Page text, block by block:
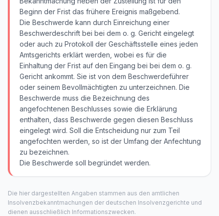
Beginn der Frist das frühere Ereignis maßgebend.
Die Beschwerde kann durch Einreichung einer
Beschwerdeschrift bei bei dem o. g. Gericht eingelegt
oder auch zu Protokoll der Geschäftsstelle eines jeden
Amtsgerichts erklärt werden, wobei es für die
Einhaltung der Frist auf den Eingang bei bei dem o. g.
Gericht ankommt. Sie ist von dem Beschwerdeführer
oder seinem Bevollmächtigten zu unterzeichnen. Die
Beschwerde muss die Bezeichnung des
angefochtenen Beschlusses sowie die Erklärung
enthalten, dass Beschwerde gegen diesen Beschluss
eingelegt wird. Soll die Entscheidung nur zum Teil
angefochten werden, so ist der Umfang der Anfechtung
zu bezeichnen.
Die Beschwerde soll begründet werden.
Die hier dargestellten Angaben stammen aus den amtlichen
Insolvenzbekanntmachungen der deutschen Insolvenzgerichte und
dienen ausschließlich Informationszwecken.